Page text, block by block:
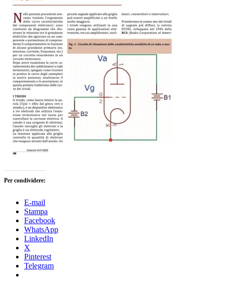
Per condividere:
E-mail
Stampa
Facebook
WhatsApp
LinkedIn
X
Pinterest
Telegram